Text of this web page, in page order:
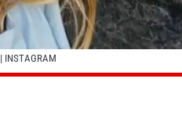
| INSTAGRAM